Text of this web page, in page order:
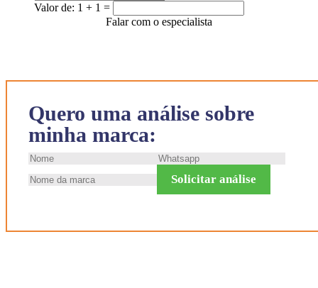
Quero uma análise sobre
minha marca:
Solicitar análise
Valor de: 1 + 1 =
Falar com o especialista